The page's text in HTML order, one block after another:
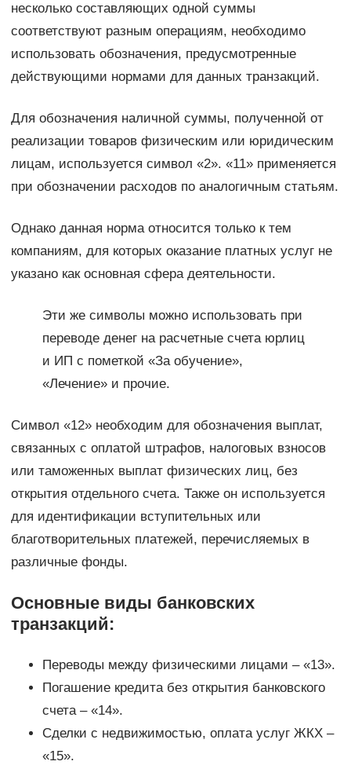
несколько составляющих одной суммы
соответствуют разным операциям, необходимо
использовать обозначения, предусмотренные
действующими нормами для данных транзакций.
Для обозначения наличной суммы, полученной от
реализации товаров физическим или юридическим
лицам, используется символ «2». «11» применяется
при обозначении расходов по аналогичным статьям.
Однако данная норма относится только к тем
компаниям, для которых оказание платных услуг не
указано как основная сфера деятельности.
Эти же символы можно использовать при
переводе денег на расчетные счета юрлиц
и ИП с пометкой «За обучение»,
«Лечение» и прочие.
Символ «12» необходим для обозначения выплат,
связанных с оплатой штрафов, налоговых взносов
или таможенных выплат физических лиц, без
открытия отдельного счета. Также он используется
для идентификации вступительных или
благотворительных платежей, перечисляемых в
различные фонды.
Основные виды банковских
транзакций:
Переводы между физическими лицами – «13».
Погашение кредита без открытия банковского
счета – «14».
Сделки с недвижимостью, оплата услуг ЖКХ –
«15».